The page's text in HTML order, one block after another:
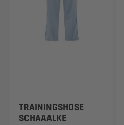
TRAININGSHOSE
SCHAAALKE